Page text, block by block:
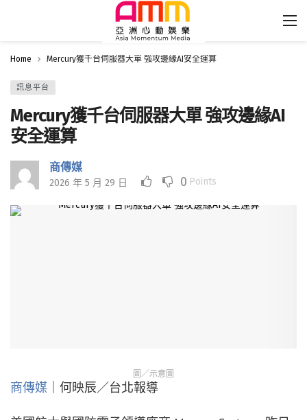
Home Mercury獲千台伺服器大單 強攻邊緣AI安全運算
訊息平台
Mercury獲千台伺服器大單 強攻邊緣AI
安全運算
商傳媒
2026 年 5 月 29 日 0 Points
圖／示意圖
商傳媒 ｜何映辰／台北報導